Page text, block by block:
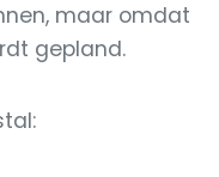
maar omdat
gepland.